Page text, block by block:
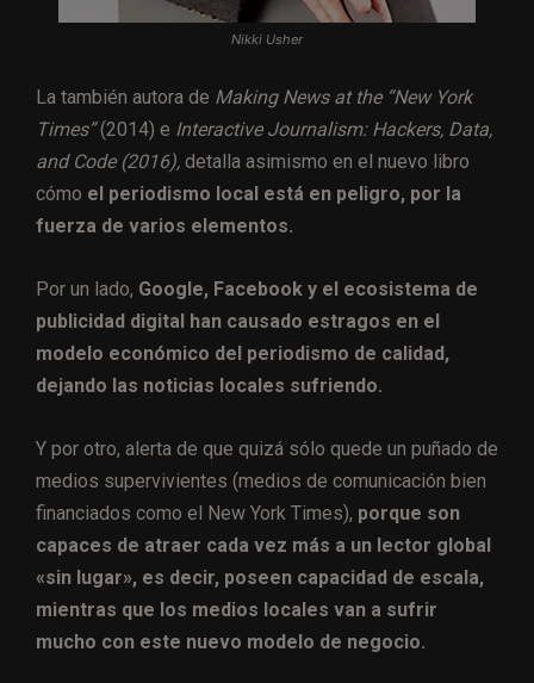
Nikki Usher
La también autora de Making News at the “New York
Times”(2014) e Interactive Journalism: Hackers, Data,
and Code (2016), detalla asimismo en el nuevo libro
cómo el periodismo local está en peligro, por la
fuerza de varios elementos.
Por un lado, Google, Facebook y el ecosistema de
publicidad digital han causado estragos en el
modelo económico del periodismo de calidad,
dejando las noticias locales sufriendo.
Y por otro, alerta de que quizá sólo quede un puñado de
medios supervivientes (medios de comunicación bien
financiados como el New York Times), porque son
capaces de atraer cada vez más a un lector global
«sin lugar», es decir, poseen capacidad de escala,
mientras que los medios locales van a sufrir
mucho con este nuevo modelo de negocio.